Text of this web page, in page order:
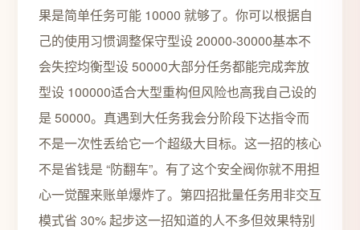
果是简单任务可能 10000 就够了。你可以根据自
己的使用习惯调整保守型设 20000-30000基本不
会失控均衡型设 50000大部分任务都能完成奔放
型设 100000适合大型重构但风险也高我自己设的
是 50000。真遇到大任务我会分阶段下达指令而
不是一次性丢给它一个超级大目标。这一招的核心
不是省钱是 “防翻车”。有了这个安全阀你就不用担
心一觉醒来账单爆炸了。第四招批量任务用非交互
模式省 30% 起步这一招知道的人不多但效果特别